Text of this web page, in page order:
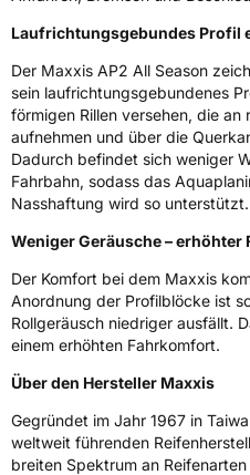
EisgripNein
EPREL ID430410
Allgemeine
HerstellerkontaktMaxxis Tech
Brabant
Laufrichtungsgebundes Profil
Der Maxxis AP2 All Season
sein laufrichtungsgebundenes
förmigen Rillen versehen, die an
aufnehmen und über die
Dadurch befindet sich weniger
Fahrbahn, sodass das
Nasshaftung wird so unterstützt.
Weniger Geräusche –
Der Komfort bei dem Maxxis
Anordnung der Profilblöcke ist
Rollgeräusch niedriger ausfällt.
einem erhöhten Fahrkomfort.
Über den Hersteller Maxxis
Gegründet im Jahr 1967 in
weltweit führenden
breiten Spektrum an